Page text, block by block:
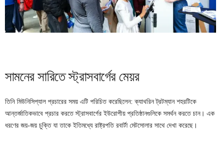
সামনের সারিতে স্ট্রাসবার্গের মেয়র
তিনি মিউনিসিপ্যাল ​​প্রচারের সময় এটি পরিচিত করেছিলেন: ক্যাথরিন ট্রটম্যান শহরটিকে
আন্তর্জাতিকভাবে প্রচার করতে স্ট্রাসবার্গের ইউরোপীয় প্রতিষ্ঠানগুলিকে সমর্থন করতে চান। এক
ধরণের জয়-জয় চুক্তি যা তাকে ইতিমধ্যে রাষ্ট্রপতি রবার্টা মেটসোলার সাথে দেখা করেছে।